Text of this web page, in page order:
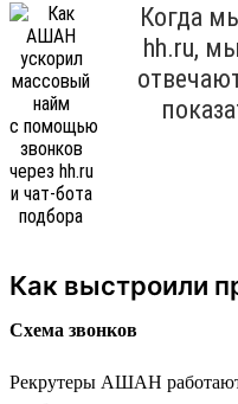
Когда
hh.ru,
Как выстроили
Схема звонков
Рекрутеры АШАН работают